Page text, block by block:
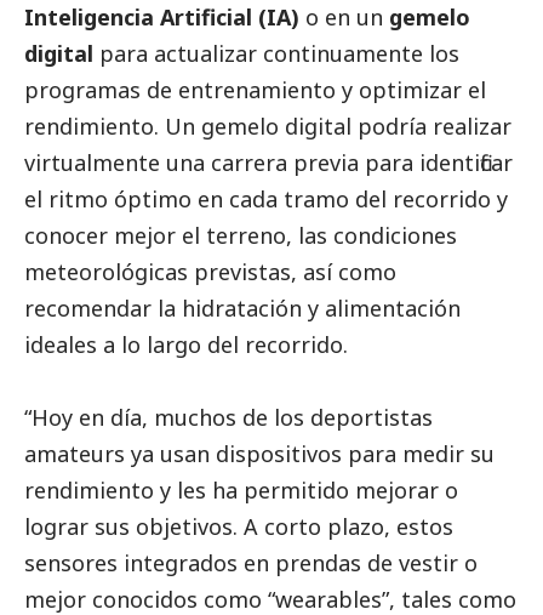
Inteligencia Artificial (IA) o en un gemelo
digital para actualizar continuamente los
programas de entrenamiento y optimizar el
rendimiento. Un gemelo digital podría realizar
virtualmente una carrera previa para identificar
el ritmo óptimo en cada tramo del recorrido y
conocer mejor el terreno, las condiciones
meteorológicas previstas, así como
recomendar la hidratación y alimentación
ideales a lo largo del recorrido.
“Hoy en día, muchos de los deportistas
amateurs ya usan dispositivos para medir su
rendimiento y les ha permitido mejorar o
lograr sus objetivos. A corto plazo, estos
sensores integrados en prendas de vestir o
mejor conocidos como “wearables”, tales como